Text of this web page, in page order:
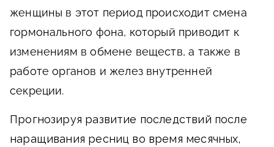
женщины в этот период происходит смена
гормонального фона, который приводит к
изменениям в обмене веществ, а также в
работе органов и желез внутренней
секреции.
Прогнозируя развитие последствий после
наращивания ресниц во время месячных,